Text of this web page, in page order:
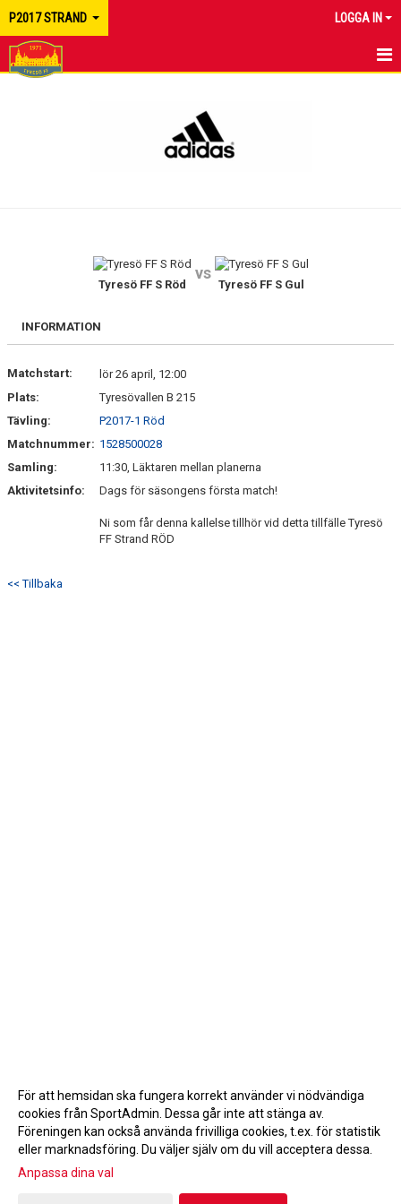
P2017 STRAND LOGGA IN
Tyresö FF S Röd
vs
Tyresö FF S Gul
INFORMATION
Matchstart:
lör 26 april, 12:00
Plats:
Tyresövallen B 215
Tävling:
P2017-1 Röd
Matchnummer: 1528500028
Samling:
11:30, Läktaren mellan planerna
Aktivitetsinfo:
Dags för säsongens första match!
Ni som får denna kallelse tillhör vid detta tillfälle Tyresö
FF Strand RÖD
<< Tillbaka
Gå till Webbversion
För att hemsidan ska fungera korrekt använder vi nödvändiga
cookies från SportAdmin. Dessa går inte att stänga av.
Föreningen kan också använda frivilliga cookies, t.ex. för statistik
eller marknadsföring. Du väljer själv om du vill acceptera dessa.
Anpassa dina val